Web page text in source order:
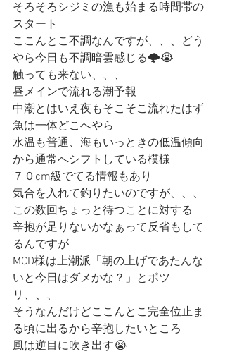
そろそろシジミの漁も始まる時間帯の
スタート
ここんとこ不調なんですが、、、どう
やら今日も不調暗雲感じる🌩😭
触っても来ない、、、
昼メインで流れる潮予報
中潮とはいえ夜もそこそこ流れたはず
魚は一体どこへやら
水温も普通、海もいっときの低温傾向
から通常へシフトしている模様
７０cm級でてる情報もあり
気合を入れて釣りたいのですが、、、
この数回ちょっと待つことに対する
辛抱が足りないかなぁって反省もして
るんですが
MCD様は上潮派「朝の上げであたんな
いと今日はダメかな？」とポツ
リ、、、
そうなんだけどここんとこ完全位止ま
る頃に出るから辛抱したいところ
風は逆目に吹き出す😭